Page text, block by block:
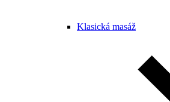
Klasická masáž